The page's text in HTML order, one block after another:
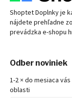
Shoptet Doplnky je
nájdete prehľadne
prevádzka e-shopu
Odber noviniek
1-2 × do mesiaca
oblasti